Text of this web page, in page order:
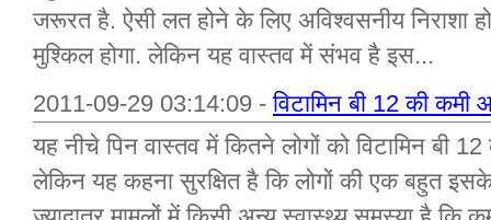
जरूरत है. ऐसी लत होने के लिए अविश्वसनीय निराशा
मुश्किल होगा. लेकिन यह वास्तव में संभव है इस...
2011-09-29 03:14:09 -विटामिन बी 12 की कमी
यह नीचे पिन वास्तव में कितने लोगों को विटामिन बी
लेकिन यह कहना सुरक्षित है कि लोगों की एक बहुत इसके